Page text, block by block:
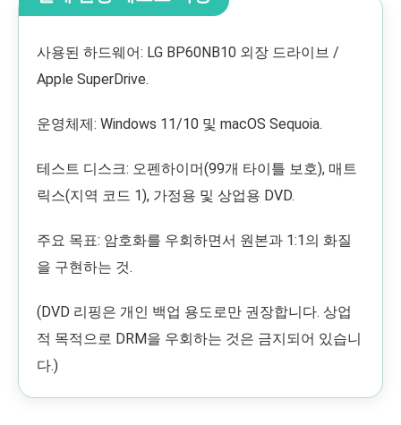
사용된 하드웨어: LG BP60NB10 외장 드라이브 /
Apple SuperDrive.
운영체제: Windows 11/10 및 macOS Sequoia.
테스트 디스크: 오펜하이머(99개 타이틀 보호), 매트
릭스(지역 코드 1), 가정용 및 상업용 DVD.
주요 목표: 암호화를 우회하면서 원본과 1:1의 화질
을 구현하는 것.
(DVD 리핑은 개인 백업 용도로만 권장합니다. 상업
적 목적으로 DRM을 우회하는 것은 금지되어 있습니
다.)